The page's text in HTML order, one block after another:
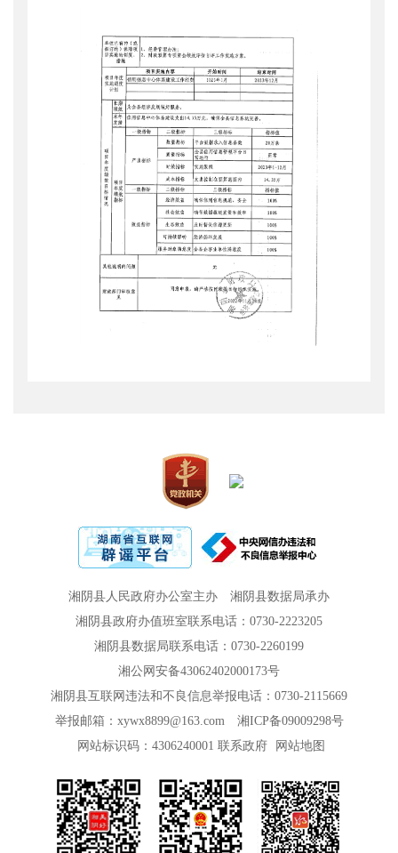
湘阴县人民政府办公室主办
湘阴县数据局承办
湘阴县政府办值班室联系电话：0730-2223205
湘阴县数据局联系电话：0730-2260199
湘公网安备43062402000173号
湘阴县互联网违法和不良信息举报电话：0730-2115669
举报邮箱：xywx8899@163.com
湘ICP备09009298号
网站标识码：4306240001 联系政府 网站地图